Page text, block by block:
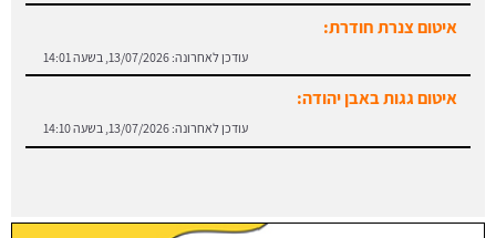
איטום צנרת חודרת:
עודכן לאחרונה: 13/07/2026, בשעה 14:01
איטום גגות באבן יהודה:
עודכן לאחרונה: 13/07/2026, בשעה 14:10